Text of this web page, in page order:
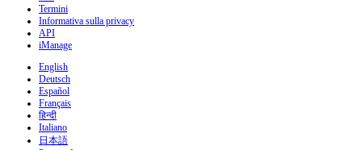
Termini
Informativa sulla privacy
API
iManage
English
Deutsch
Español
Français
हिन्दी
Italiano
日本語